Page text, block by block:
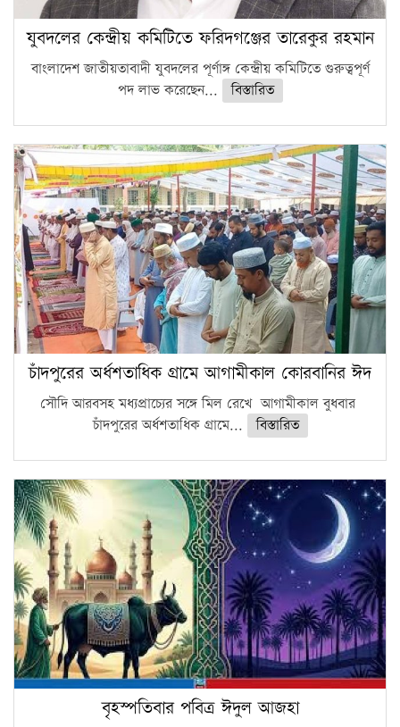
যুবদলের কেন্দ্রীয় কমিটিতে ফরিদগঞ্জের তারেকুর রহমান
বাংলাদেশ জাতীয়তাবাদী যুবদলের পূর্ণাঙ্গ কেন্দ্রীয় কমিটিতে গুরুত্বপূর্ণ
পদ লাভ করেছেন...
বিস্তারিত
চাঁদপুরের অর্ধশতাধিক গ্রামে আগামীকাল কোরবানির ঈদ
সৌদি আরবসহ মধ্যপ্রাচ্যের সঙ্গে মিল রেখে আগামীকাল বুধবার
চাঁদপুরের অর্ধশতাধিক গ্রামে...
বিস্তারিত
বৃহস্পতিবার পবিত্র ঈদুল আজহা